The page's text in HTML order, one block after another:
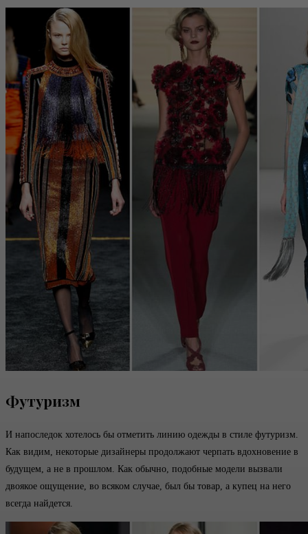
Футуризм
И напоследок хотелось бы отметить линию одежды в стиле футуризм.
Как видим, некоторые дизайнеры продолжают черпать вдохновение в
будущем, а не в прошлом. Как обычно, подобные модели вызвали
двоякое ощущение, во всяком случае, был бы товар, а купец на него
всегда найдется.